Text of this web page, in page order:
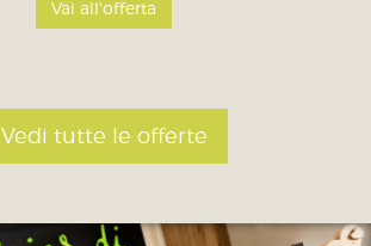
Vai all'offerta
Vedi tutte le offerte